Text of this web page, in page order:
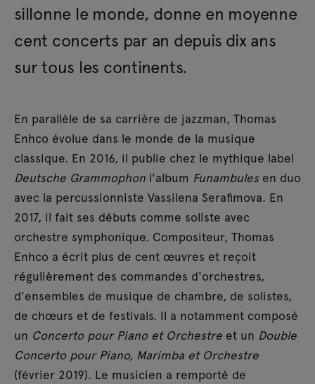
sillonne le monde, donne en moyenne
cent concerts par an depuis dix ans
sur tous les continents.
En parallèle de sa carrière de jazzman, Thomas
Enhco évolue dans le monde de la musique
classique. En 2016, il publie chez le mythique label
Deutsche Grammophon l'album Funambules en duo
avec la percussionniste Vassilena Serafimova. En
2017, il fait ses débuts comme soliste avec
orchestre symphonique. Compositeur, Thomas
Enhco a écrit plus de cent œuvres et reçoit
régulièrement des commandes d'orchestres,
d'ensembles de musique de chambre, de solistes,
de chœurs et de festivals. Il a notamment composé
un Concerto pour Piano et Orchestre et un Double
Concerto pour Piano, Marimba et Orchestre
(février 2019). Le musicien a remporté de